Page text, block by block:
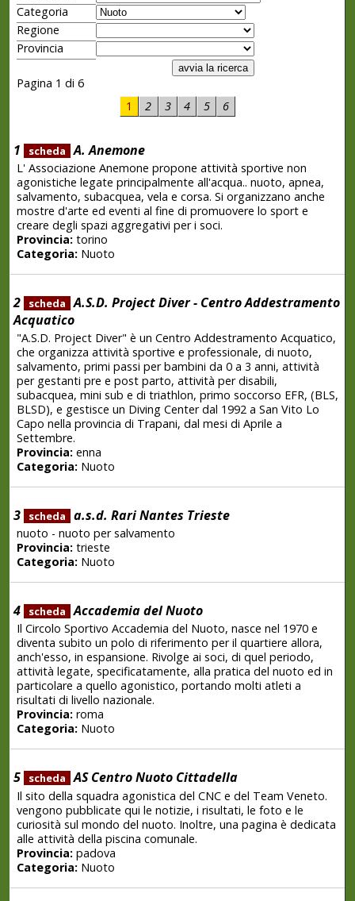
Categoria
Regione
Provincia
Pagina 1 di 6
1
2 3 4 5 6
1 scheda A. Anemone
L' Associazione Anemone propone attività sportive non
agonistiche legate principalmente all'acqua.. nuoto, apnea,
salvamento, subacquea, vela e corsa. Si organizzano anche
mostre d'arte ed eventi al fine di promuovere lo sport e
creare degli spazi aggregativi per i soci.
Provincia:torino
Categoria:Nuoto
2 scheda A.S.D. Project Diver - Centro Addestramento
Acquatico
"A.S.D. Project Diver" è un Centro Addestramento Acquatico,
che organizza attività sportive e professionale, di nuoto,
salvamento, primi passi per bambini da 0 a 3 anni, attività
per gestanti pre e post parto, attività per disabili,
subacquea, mini sub e di triathlon, primo soccorso EFR, (BLS,
BLSD), e gestisce un Diving Center dal 1992 a San Vito Lo
Capo nella provincia di Trapani, dal mesi di Aprile a
Settembre.
Provincia:enna
Categoria:Nuoto
3 scheda a.s.d. Rari Nantes Trieste
nuoto - nuoto per salvamento
Provincia:trieste
Categoria:Nuoto
4 scheda Accademia del Nuoto
Il Circolo Sportivo Accademia del Nuoto, nasce nel 1970 e
diventa subito un polo di riferimento per il quartiere allora,
anch'esso, in espansione. Rivolge ai soci, di quel periodo,
attività legate, specificatamente, alla pratica del nuoto ed in
particolare a quello agonistico, portando molti atleti a
risultati di livello nazionale.
Provincia:roma
Categoria:Nuoto
5 scheda AS Centro Nuoto Cittadella
Il sito della squadra agonistica del CNC e del Team Veneto.
vengono pubblicate qui le notizie, i risultati, le foto e le
curiosità sul mondo del nuoto. Inoltre, una pagina è dedicata
alle attività della piscina comunale.
Provincia:padova
Categoria:Nuoto